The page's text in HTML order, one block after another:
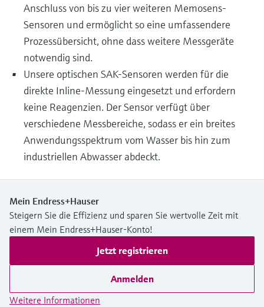
Anschluss von bis zu vier weiteren Memosens-
Sensoren und ermöglicht so eine umfassendere
Prozessübersicht, ohne dass weitere Messgeräte
notwendig sind.
Unsere optischen SAK-Sensoren werden für die
direkte Inline-Messung eingesetzt und erfordern
keine Reagenzien. Der Sensor verfügt über
verschiedene Messbereiche, sodass er ein breites
Anwendungsspektrum vom Wasser bis hin zum
industriellen Abwasser abdeckt.
Mein Endress+Hauser
Steigern Sie die Effizienz und sparen Sie wertvolle Zeit mit
einem Mein Endress+Hauser-Konto!
Jetzt registrieren
Anmelden
Weitere Informationen